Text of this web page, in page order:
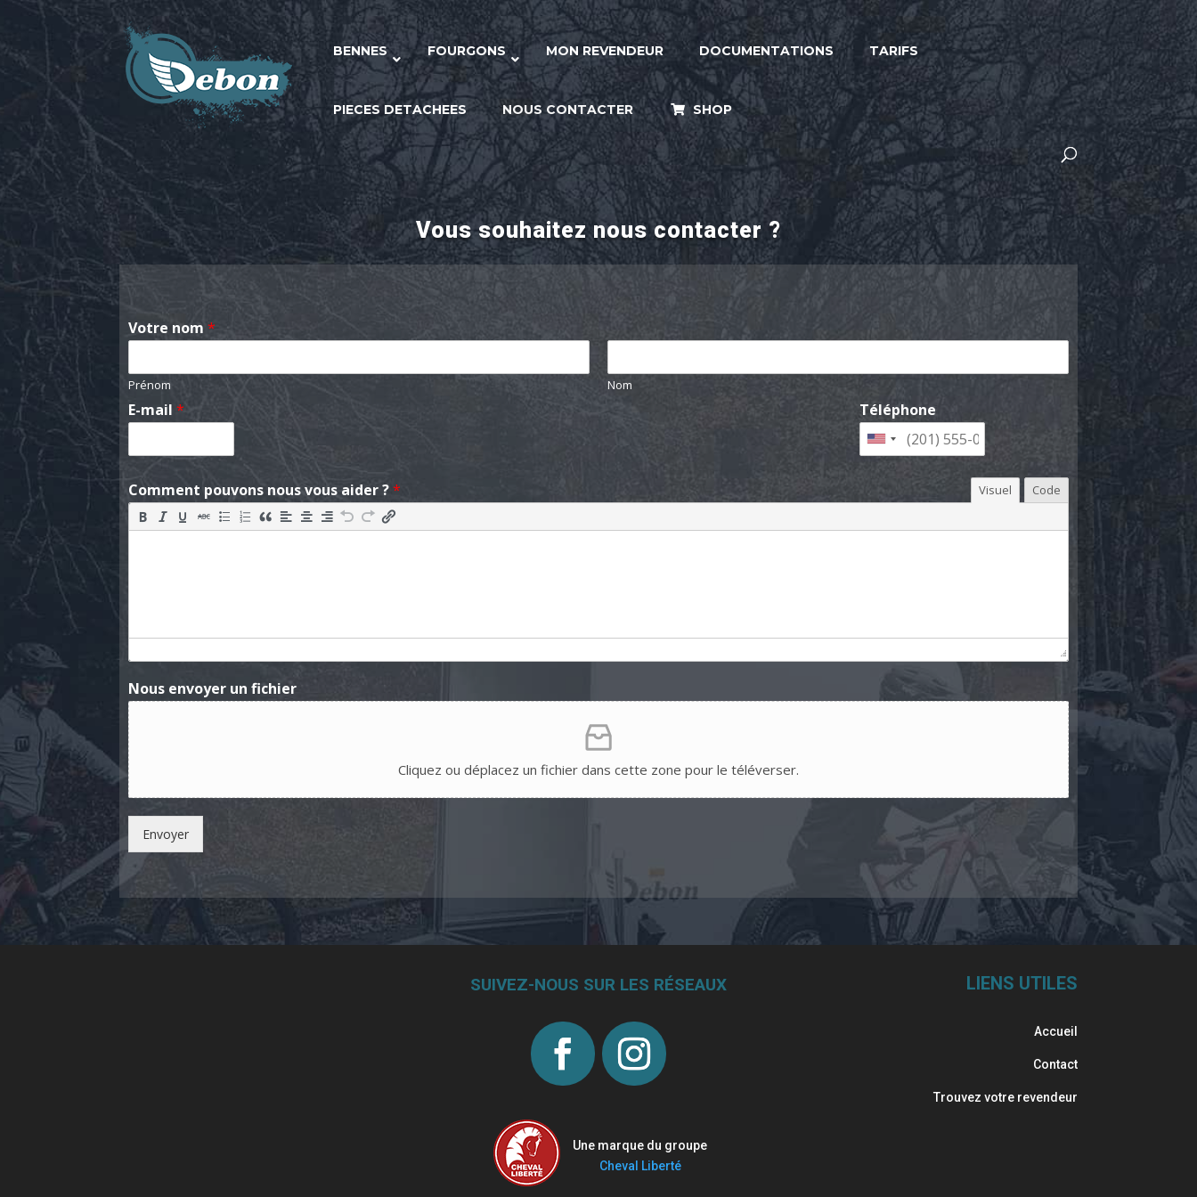
BENNES FOURGONS MON REVENDEUR DOCUMENTATIONS TARIFS
PIECES DETACHEES NOUS CONTACTER SHOP
Vous souhaitez nous contacter ?
Votre nom*
Prénom Nom
E-mail* Téléphone
Comment pouvons nous vous aider ?* Visuel Code
Nous envoyer un fichier
Cliquez ou déplacez un fichier dans cette zone pour le téléverser.
Envoyer
SUIVEZ-NOUS SUR LES RÉSEAUX
Une marque du groupe
Cheval Liberté
LIENS UTILES
Accueil
Contact
Trouvez votre revendeur